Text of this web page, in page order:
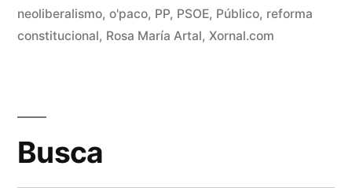
neoliberalismo, o'paco, PP, PSOE, Público, reforma
constitucional, Rosa María Artal, Xornal.com
Busca